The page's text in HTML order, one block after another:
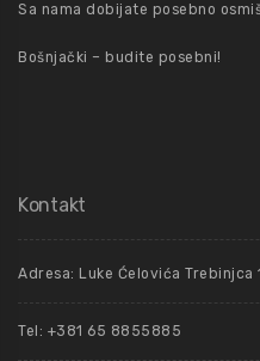
Sa nama dobijate posebno
Bošnjački – budite posebni!
Kontakt
Adresa: Luke Ćelovića Trebinjca
Tel: +381 65 8855885